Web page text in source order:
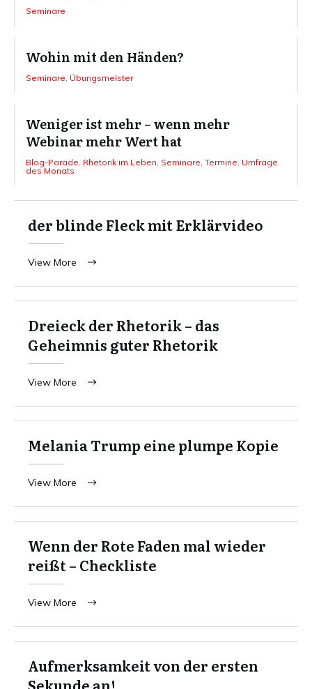
Seminare
Wohin mit den Händen?
Seminare Übungsmeister
Weniger ist mehr – wenn mehr
Webinar mehr Wert hat
Blog-Parade Rhetorik im Leben Seminare Termine Umfrage
des Monats
der blinde Fleck mit Erklärvideo
View More
Dreieck der Rhetorik – das
Geheimnis guter Rhetorik
View More
Melania Trump eine plumpe Kopie
View More
Wenn der Rote Faden mal wieder
reißt – Checkliste
View More
Aufmerksamkeit von der ersten
Sekunde an!